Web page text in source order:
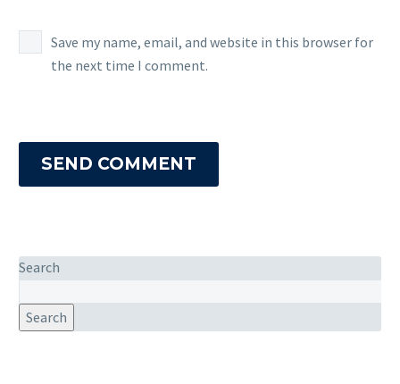
Save my name, email, and website in this browser for
the next time I comment.
SEND COMMENT
Search
Search